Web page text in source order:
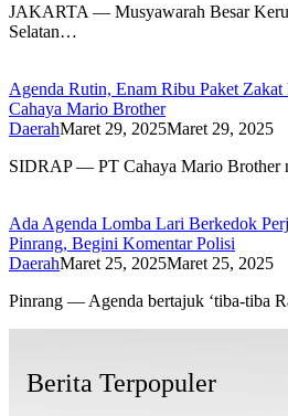
JAKARTA — Musyawarah Besar
Selatan…
Agenda Rutin, Enam Ribu Paket
Cahaya Mario Brother
DaerahMaret 29, 2025Maret 29, 2025
SIDRAP — PT Cahaya Mario Brother
Ada Agenda Lomba Lari Berkedok
Pinrang, Begini Komentar Polisi
DaerahMaret 25, 2025Maret 25, 2025
Pinrang — Agenda bertajuk ‘tiba-tiba
Berita Terpopuler